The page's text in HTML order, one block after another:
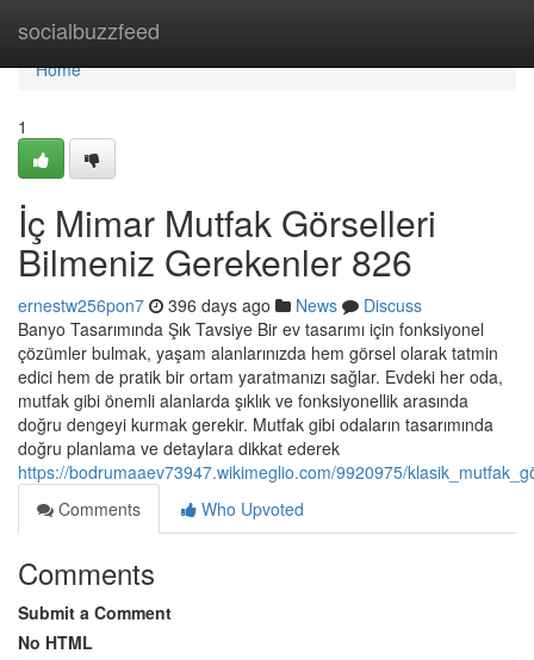
socialbuzzfeed
Home
Home
1
İç Mimar Mutfak Görselleri
Bilmeniz Gerekenler 826
ernestw256pon7 396 days ago News
Discuss
Banyo Tasarımında Şık Tavsiye Bir ev tasarımı için fonksiyonel
çözümler bulmak, yaşam alanlarınızda hem görsel olarak tatmin
edici hem de pratik bir ortam yaratmanızı sağlar. Evdeki her oda,
mutfak gibi önemli alanlarda şıklık ve fonksiyonellik arasında
doğru dengeyi kurmak gerekir. Mutfak gibi odaların tasarımında
doğru planlama ve detaylara dikkat ederek
https://bodrumaaev73947.wikimeglio.com/9920975/
Comments
Who Upvoted
Comments
Submit a Comment
No HTML